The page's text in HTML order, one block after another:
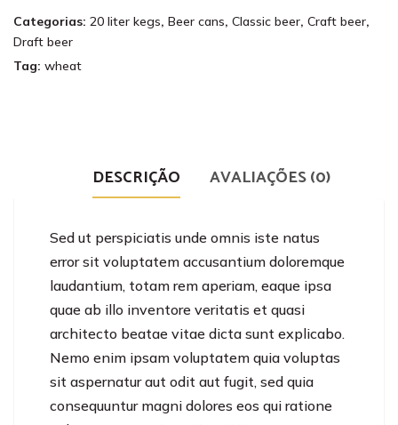
Categorias: 20 liter kegs, Beer cans, Classic beer, Craft beer,
Draft beer
Tag: wheat
DESCRIÇÃO AVALIAÇÕES (0)
Sed ut perspiciatis unde omnis iste natus
error sit voluptatem accusantium doloremque
laudantium, totam rem aperiam, eaque ipsa
quae ab illo inventore veritatis et quasi
architecto beatae vitae dicta sunt explicabo.
Nemo enim ipsam voluptatem quia voluptas
sit aspernatur aut odit aut fugit, sed quia
consequuntur magni dolores eos qui ratione